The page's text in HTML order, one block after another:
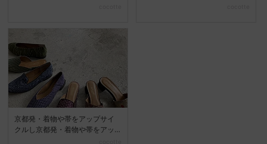
京都発・着物や帯をアップサイ
クルし京都発・着物や帯をアッ